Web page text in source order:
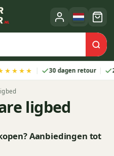
30 dagen retour 2 jaar
ligbed
Aanbiedingen tot